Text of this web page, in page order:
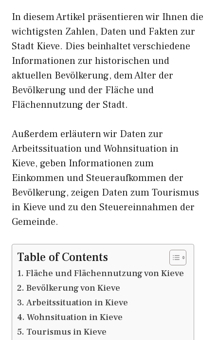
In diesem Artikel präsentieren wir Ihnen die
wichtigsten Zahlen, Daten und Fakten zur
Stadt Kieve. Dies beinhaltet verschiedene
Informationen zur historischen und
aktuellen Bevölkerung, dem Alter der
Bevölkerung und der Fläche und
Flächennutzung der Stadt.
Außerdem erläutern wir Daten zur
Arbeitssituation und Wohnsituation in
Kieve, geben Informationen zum
Einkommen und Steueraufkommen der
Bevölkerung, zeigen Daten zum Tourismus
in Kieve und zu den Steuereinnahmen der
Gemeinde.
Table of Contents
Fläche und Flächennutzung von Kieve
Bevölkerung von Kieve
Arbeitssituation in Kieve
Wohnsituation in Kieve
Tourismus in Kieve